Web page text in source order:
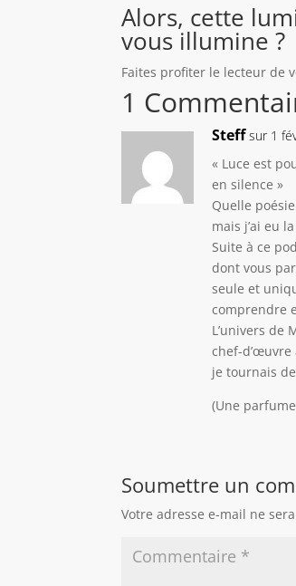
Alors, cette
vous illumine ?
Faites profiter le lecteur de
1
Steff sur 1
« Luce est
en silence »
Quelle poésie
mais j’ai eu
Suite à ce
dont vous
seule et
comprendre
L’univers de
chef-
je tournais
(Une
Soumettre un
Votre adresse e-mail ne